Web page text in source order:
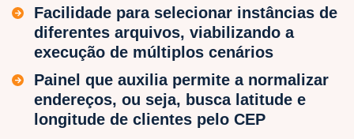
Facilidade para selecionar instâncias de
diferentes arquivos, viabilizando a
execução de múltiplos cenários
Painel que auxilia permite a normalizar
endereços, ou seja, busca latitude e
longitude de clientes pelo CEP